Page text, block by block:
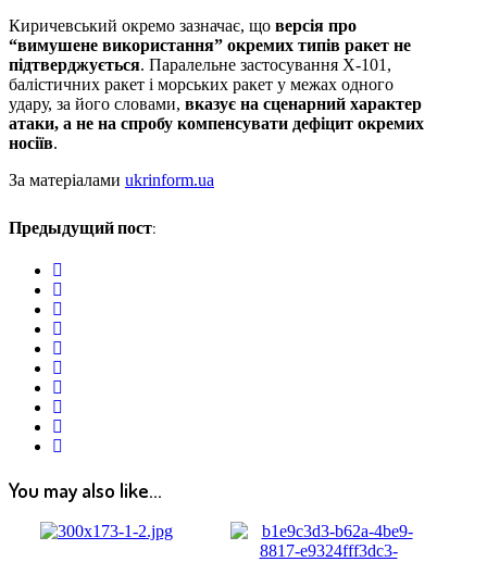
Киричевський окремо зазначає, що версія про
“вимушене використання” окремих типів ракет не
підтверджується. Паралельне застосування Х-101,
балістичних ракет і морських ракет у межах одного
удару, за його словами, вказує на сценарний характер
атаки, а не на спробу компенсувати дефіцит окремих
носіїв.
За матеріалами ukrinform.ua
Предыдущий пост:
You may also like...